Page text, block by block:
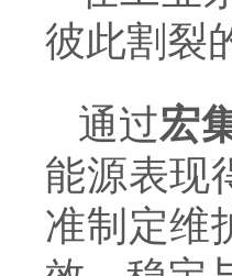
彼此割裂
通过宏
能源表现
准制定维